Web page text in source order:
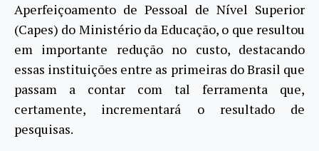
Aperfeiçoamento de Pessoal de Nível Superior
(Capes) do Ministério da Educação, o que resultou
em importante redução no custo, destacando
essas instituições entre as primeiras do Brasil que
passam a contar com tal ferramenta que,
certamente, incrementará o resultado de
pesquisas.